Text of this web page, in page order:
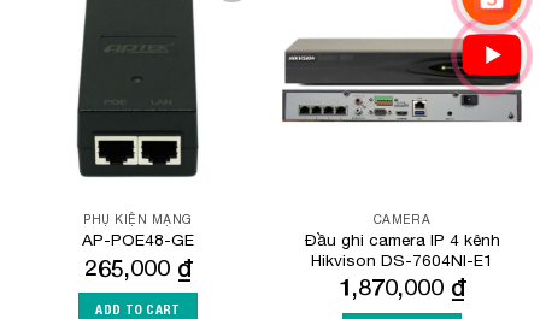
Wishlist
PHỤ KIỆN MẠNG
AP-POE48-GE
265,000 ₫
ADD TO CART
Add to
Wishlist
CAMERA
Đầu ghi camera IP 4 kênh
Hikvison DS-7604NI-E1
1,870,000 ₫